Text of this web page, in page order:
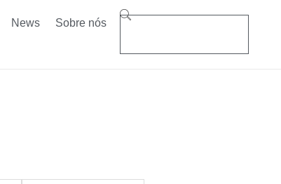
News Sobre nós